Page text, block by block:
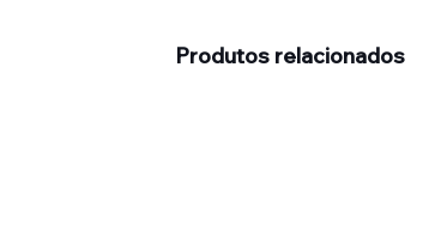
Produtos relacionados